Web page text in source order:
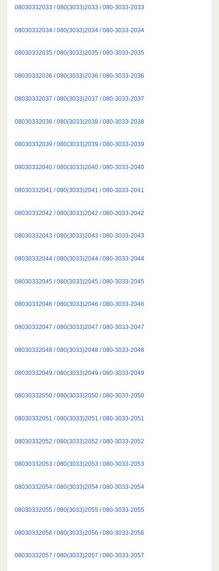
08030332033 / 080(3033)2033 / 080-3033-2033
08030332034 / 080(3033)2034 / 080-3033-2034
08030332035 / 080(3033)2035 / 080-3033-2035
08030332036 / 080(3033)2036 / 080-3033-2036
08030332037 / 080(3033)2037 / 080-3033-2037
08030332038 / 080(3033)2038 / 080-3033-2038
08030332039 / 080(3033)2039 / 080-3033-2039
08030332040 / 080(3033)2040 / 080-3033-2040
08030332041 / 080(3033)2041 / 080-3033-2041
08030332042 / 080(3033)2042 / 080-3033-2042
08030332043 / 080(3033)2043 / 080-3033-2043
08030332044 / 080(3033)2044 / 080-3033-2044
08030332045 / 080(3033)2045 / 080-3033-2045
08030332046 / 080(3033)2046 / 080-3033-2046
08030332047 / 080(3033)2047 / 080-3033-2047
08030332048 / 080(3033)2048 / 080-3033-2048
08030332049 / 080(3033)2049 / 080-3033-2049
08030332050 / 080(3033)2050 / 080-3033-2050
08030332051 / 080(3033)2051 / 080-3033-2051
08030332052 / 080(3033)2052 / 080-3033-2052
08030332053 / 080(3033)2053 / 080-3033-2053
08030332054 / 080(3033)2054 / 080-3033-2054
08030332055 / 080(3033)2055 / 080-3033-2055
08030332056 / 080(3033)2056 / 080-3033-2056
08030332057 / 080(3033)2057 / 080-3033-2057